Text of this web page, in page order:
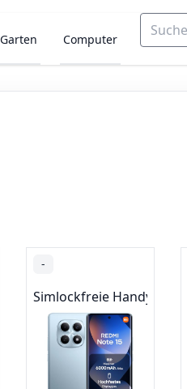
Garten Computer
-
Simlockfreie Handys